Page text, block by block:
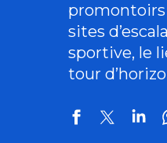
promontoirs
sites
sportive, le
tour